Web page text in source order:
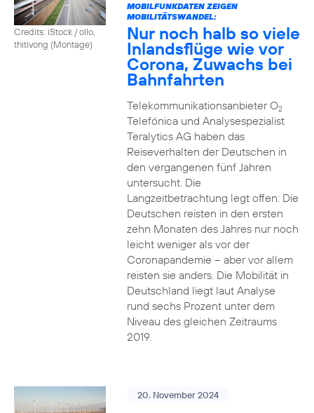
Credits: iStock / ollo,
thitivong (Montage)
MOBILFUNKDATEN ZEIGEN
MOBILITÄTSWANDEL:
Nur noch halb so viele
Inlandsflüge wie vor
Corona, Zuwachs bei
Bahnfahrten
Telekommunikationsanbieter O2
Telefónica und Analysespezialist
Teralytics AG haben das
Reiseverhalten der Deutschen in
den vergangenen fünf Jahren
untersucht. Die
Langzeitbetrachtung legt offen: Die
Deutschen reisten in den ersten
zehn Monaten des Jahres nur noch
leicht weniger als vor der
Coronapandemie – aber vor allem
reisten sie anders. Die Mobilität in
Deutschland liegt laut Analyse
rund sechs Prozent unter dem
Niveau des gleichen Zeitraums
2019.
20. November 2024